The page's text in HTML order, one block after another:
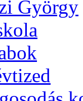
György